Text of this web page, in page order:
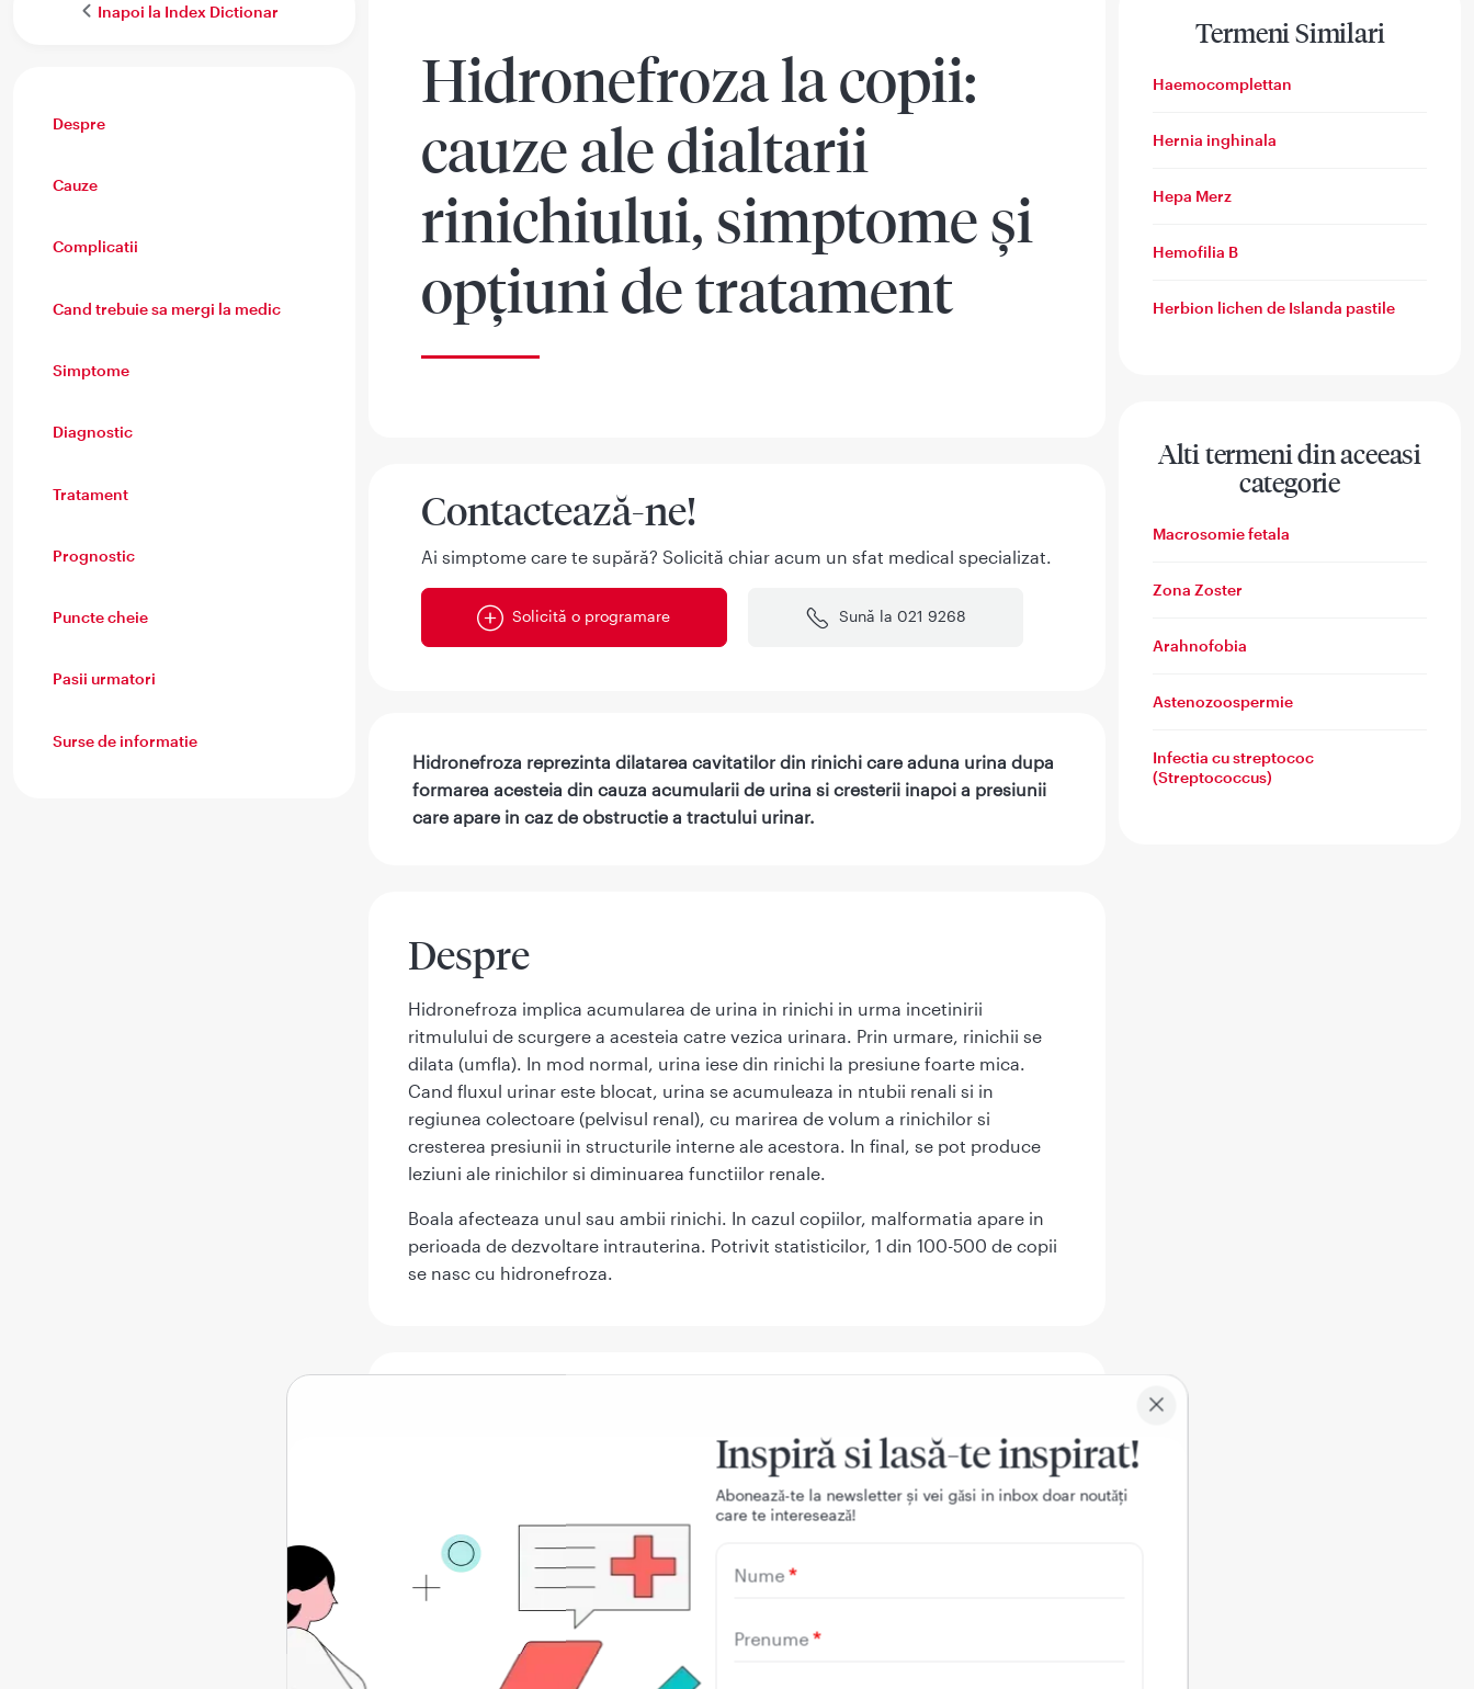
Inapoi la Index Dictionar
Despre
Cauze
Complicatii
Cand trebuie sa mergi la medic
Simptome
Diagnostic
Tratament
Prognostic
Puncte cheie
Pasii urmatori
Surse de informatie
Hidronefroza la copii:
cauze ale dialtarii
rinichiului, simptome și
opțiuni de tratament
Contactează-ne!
Ai simptome care te supără? Solicită chiar acum un sfat medical specializat.
Solicită o programare Sună la 021 9268
Hidronefroza reprezinta dilatarea cavitatilor din rinichi care aduna urina dupa
formarea acesteia din cauza acumularii de urina si cresterii inapoi a presiunii
care apare in caz de obstructie a tractului urinar.
Despre
Hidronefroza implica acumularea de urina in rinichi in urma incetinirii
ritmulului de scurgere a acesteia catre vezica urinara. Prin urmare, rinichii se
dilata (umfla). In mod normal, urina iese din rinichi la presiune foarte mica.
Cand fluxul urinar este blocat, urina se acumuleaza in ntubii renali si in
regiunea colectoare (pelvisul renal), cu marirea de volum a rinichilor si
cresterea presiunii in structurile interne ale acestora. In final, se pot produce
leziuni ale rinichilor si diminuarea functiilor renale.
Boala afecteaza unul sau ambii rinichi. In cazul copiilor, malformatia apare in
perioada de dezvoltare intrauterina. Potrivit statisticilor, 1 din 100-500 de copii
se nasc cu hidronefroza.
Hidronefroza este cauzata frecvent de un obstacol localizat in jonctiunea
dintre ureter si pelvisul renal. Printre cauzele implicate in aparitia hidronefrozei,
Defecte congenitale – prezenta de valve in portiunea posterioara a uretrei (sindrom
de valva posterioara)
Nedezvoltarea muschilor din interiorul ureterelor
Reflux al urinei din vezica spre rinichi
Inspiră si lasă-te inspirat!
Aboneazǎ-te la newsletter și vei gǎsi in inbox doar noutǎți
care te intereseazǎ!
Nume
Prenume
Termeni Similari
Haemocomplettan
Hernia inghinala
Hepa Merz
Hemofilia B
Herbion lichen de Islanda pastile
Alti termeni din aceeasi
categorie
Macrosomie fetala
Zona Zoster
Arahnofobia
Astenozoospermie
Infectia cu streptococ
(Streptococcus)